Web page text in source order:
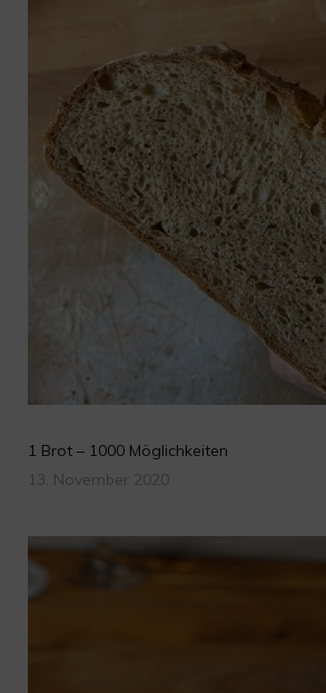
1 Brot – 1000 Möglichkeiten
13. November 2020